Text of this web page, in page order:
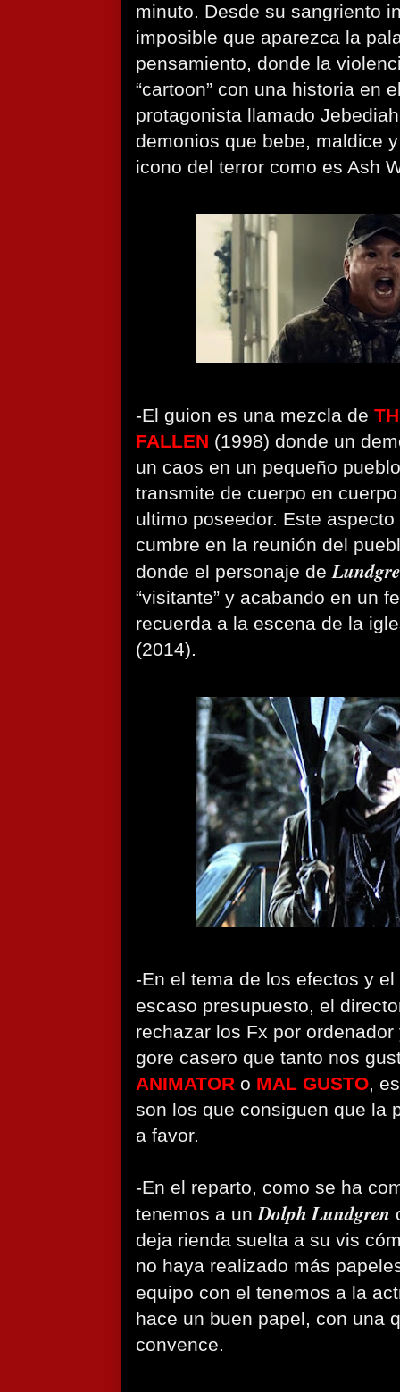
minuto. Desde su sangriento
imposible que aparezca la
pensamiento, donde la
“cartoon” con una historia en
protagonista llamado
demonios que bebe, maldice
icono del terror como es Ash
-El guion es una mezcla de
FALLEN (1998) donde un
un caos en un pequeño
transmite de cuerpo en
ultimo poseedor. Este
cumbre en la reunión del
donde el personaje de
“visitante” y acabando en un
recuerda a la escena de la
(2014).
-En el tema de los efectos y
escaso presupuesto, el
rechazar los Fx por
gore casero que tanto nos
ANIMATOR o MAL GUSTO,
son los que consiguen que la
a favor.
-En el reparto, como se ha
tenemos a unDolph Lundgren
deja rienda suelta a su vis
no haya realizado más
equipo con el tenemos a la
hace un buen papel, con una
convence.